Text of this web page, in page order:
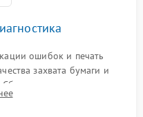
ошибок и печать
захвата бумаги и
данных о замятиях,
шумах при работе.